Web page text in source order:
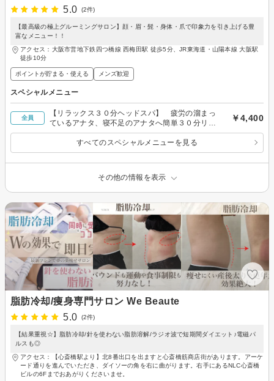
5.0
(2件)
【最高級の極上グルーミングサロン】顔・眉・髭・身体・爪で印象力を引き上げる豊
富なメニュー！！
アクセス：大阪市営地下鉄四つ橋線 西梅田駅 徒歩5分、JR東海道・山陽本線 大阪駅
徒歩10分
ポイントが貯まる・使える メンズ歓迎
スペシャルメニュー
全員
【リラックス３０分ヘッドスパ】 疲労の溜まっ
ているアナタ、寝不足のアナタへ簡単３０分リセ
ットスパ
￥4,400
すべてのスペシャルメニューを見る
その他の情報を表示
脂肪冷却/痩身専門サロン We Beaute
5.0
(2件)
【結果重視☆】脂肪冷却/針を使わない脂肪溶解/ラジオ波で短期間ダイエット♪電磁パ
ルスも◎
アクセス：【心斎橋駅より】北8番出口を出ますと心斎橋筋商店街があります。アーケ
ード通りを進んでいただき、ダイソーの角を右に曲がります。右手にあるNLC心斎橋
ビルの6Fまでおあがりくださいませ。